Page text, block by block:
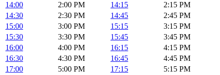
14:00
2:00 PM 14:15
2:15 PM
14:30
2:30 PM 14:45
2:45 PM
15:00
3:00 PM 15:15
3:15 PM
15:30
3:30 PM 15:45
3:45 PM
16:00
4:00 PM 16:15
4:15 PM
16:30
4:30 PM 16:45
4:45 PM
17:00
5:00 PM 17:15
5:15 PM